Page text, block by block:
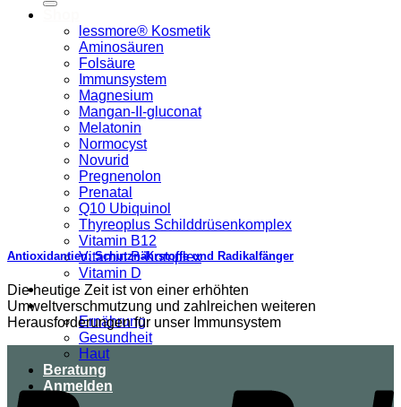
lessmore® Kosmetik
Aminosäuren
Folsäure
Immunsystem
Magnesium
Mangan-II-gluconat
Melatonin
Normocyst
Novurid
Pregnenolon
Prenatal
Q10 Ubiquinol
Thyreoplus Schilddrüsenkomplex
Vitamin B12
Vitamin B-Komplex
Vitamin D
Über uns
Ratgeber
Ernährung
Gesundheit
Haut
Beratung
Anmelden
Antioxidantien: Schutznährstoffe und Radikalfänger
Die heutige Zeit ist von einer erhöhten
Umweltverschmutzung und zahlreichen weiteren
Herausforderungen für unser Immunsystem